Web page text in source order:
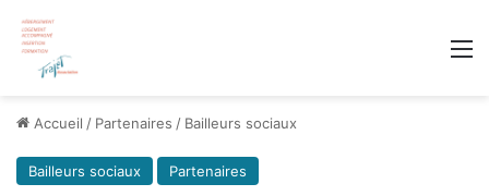
Accueil / Partenaires / Bailleurs sociaux
Bailleurs sociaux Partenaires